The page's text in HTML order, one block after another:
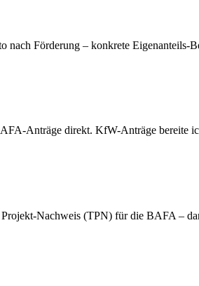
nach Förderung – konkrete Eigenanteils-
Anträge direkt. KfW-Anträge bereite
Nachweis (TPN) für die BAFA –